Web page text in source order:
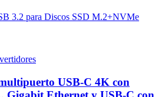
USB-C 4K con